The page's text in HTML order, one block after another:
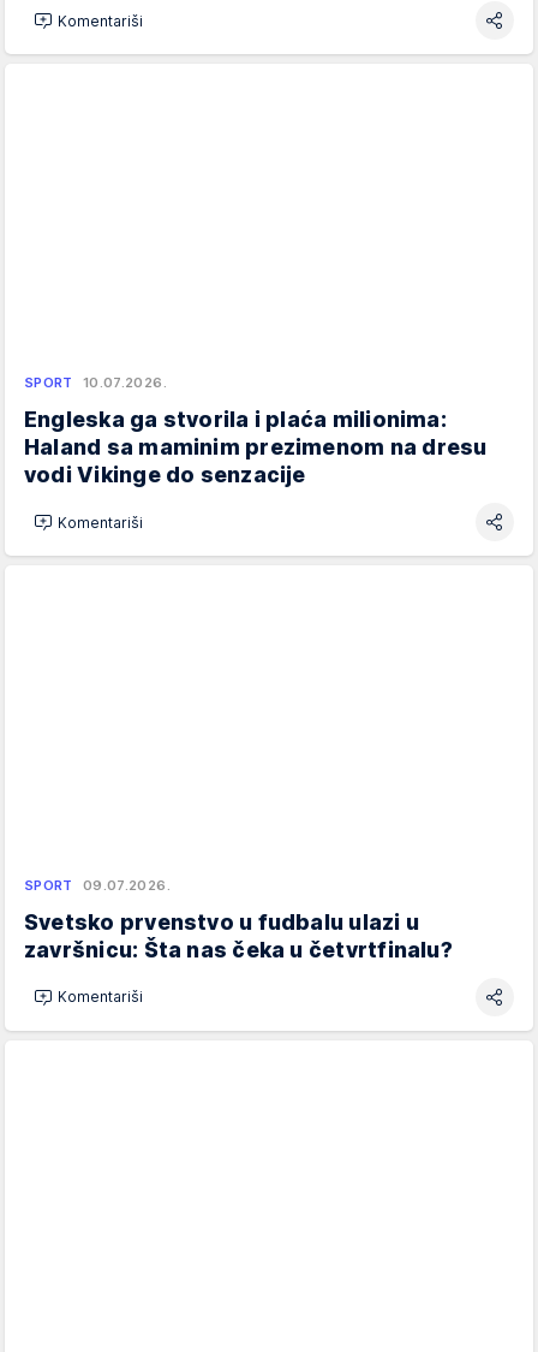
Komentariši
SPORT 10.07.2026.
Engleska ga stvorila i plaća milionima:
Haland sa maminim prezimenom na dresu
vodi Vikinge do senzacije
Komentariši
SPORT 09.07.2026.
Svetsko prvenstvo u fudbalu ulazi u
završnicu: Šta nas čeka u četvrtfinalu?
Komentariši